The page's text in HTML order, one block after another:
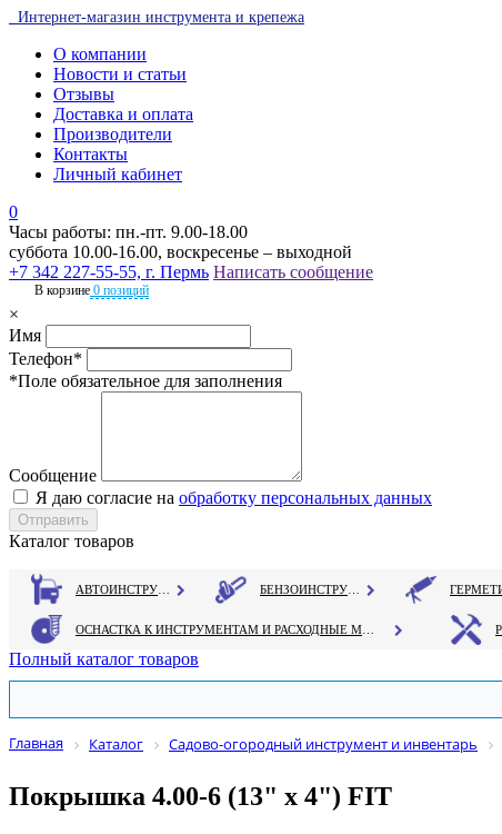
Интернет-магазин инструмента и крепежа
О компании
Новости и статьи
Отзывы
Доставка и оплата
Производители
Контакты
Личный кабинет
0
Часы работы: пн.-пт. 9.00-18.00
суббота 10.00-16.00, воскресенье – выходной
+7 342 227-55-55, г. Пермь Написать сообщение
В корзине 0 позиций
×
Имя
Телефон*
*Поле обязательное для заполнения
Сообщение
Я даю согласие на обработку персональных данных
Каталог товаров
Полный каталог товаров
Главная Каталог Садово-огородный инструмент и инвентарь
Покрышка 4.00-6 (13" х 4") FIT